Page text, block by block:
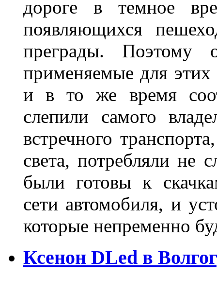
дороге в темное
появляющихся
преграды. Поэтому
применяемые для
и в то же время
слепили самого
встречного
света, потребляли не
были готовы к
сети автомобиля, и
которые непременно
Ксенон DLed в